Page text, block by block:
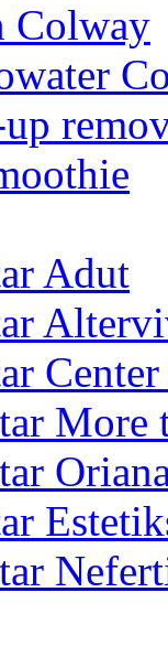
Colway
Adut
More